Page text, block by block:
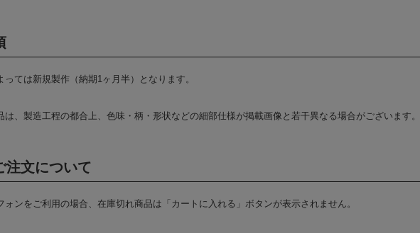
っては新規製作（納期1ヶ月半）となります。
は、製造工程の都合上、色味・柄・形状などの細部仕様が掲載画像と若干異なる場合がございます。
注文について
ォンをご利用の場合、在庫切れ商品は「カートに入れる」ボタンが表示されません。